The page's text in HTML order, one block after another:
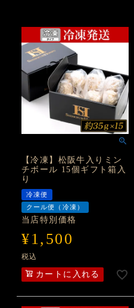
【冷凍】松阪牛入りミン
チボール 15個ギフト箱入
り
冷凍便
クール便（冷凍）
当店特別価格
¥1,500
税込
カートに入れる